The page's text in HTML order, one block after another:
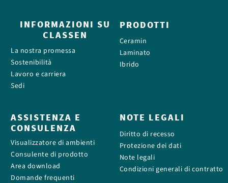
INFORMAZIONI SU
CLASSEN
La nostra promessa
Sostenibilità
Lavoro e carriera
Sedi
PRODOTTI
Ceramin
Laminato
Ibrido
ASSISTENZA E
CONSULENZA
Visualizzatore di ambienti
Consulente di prodotto
Area download
Domande frequenti
NOTE LEGALI
Diritto di recesso
Protezione dei dati
Note legali
Condizioni generali di contratto